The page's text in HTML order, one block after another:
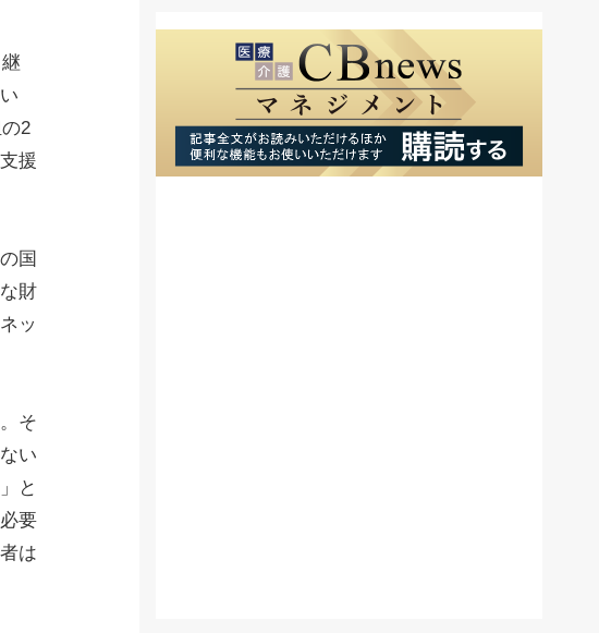
2
援
国
財
ッ
そ
い
と
要
は